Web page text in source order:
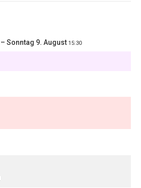
– Sonntag 9. August 15:30